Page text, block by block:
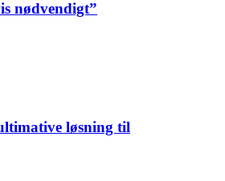
nødvendigt”
løsning til